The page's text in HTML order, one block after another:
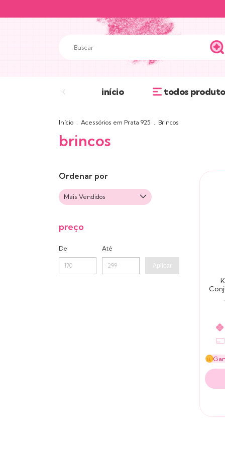
início todos
Início . Acessórios em Prata 925 . Brincos
brincos
Ordenar por
preço
De Até
Aplicar